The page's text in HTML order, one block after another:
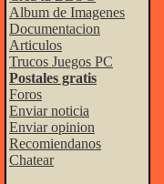
Album de Imagenes
Documentacion
Articulos
Trucos Juegos PC
Postales gratis
Foros
Enviar noticia
Enviar opinion
Recomiendanos
Chatear